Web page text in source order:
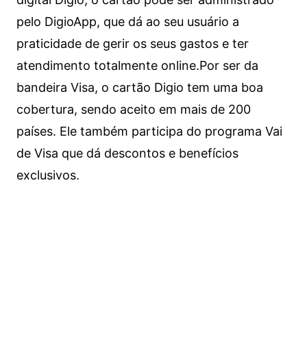
pelo DigioApp, que dá ao seu usuário a
praticidade de gerir os seus gastos e ter
atendimento totalmente online.Por ser da
bandeira Visa, o cartão Digio tem uma boa
cobertura, sendo aceito em mais de 200
países. Ele também participa do programa Vai
de Visa que dá descontos e benefícios
exclusivos.